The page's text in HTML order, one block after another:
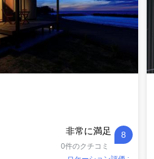
非常に満足 8
0件のクチコミ